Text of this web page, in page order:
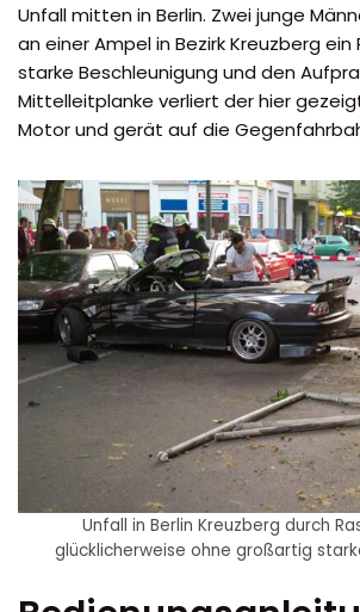
Unfall mitten in Berlin. Zwei junge
an einer Ampel in Bezirk Kreuzberg ein
starke Beschleunigung und den
Mittelleitplanke verliert der hier
Motor und gerät auf die
Unfall in Berlin Kreuzberg durch
glücklicherweise ohne großartig